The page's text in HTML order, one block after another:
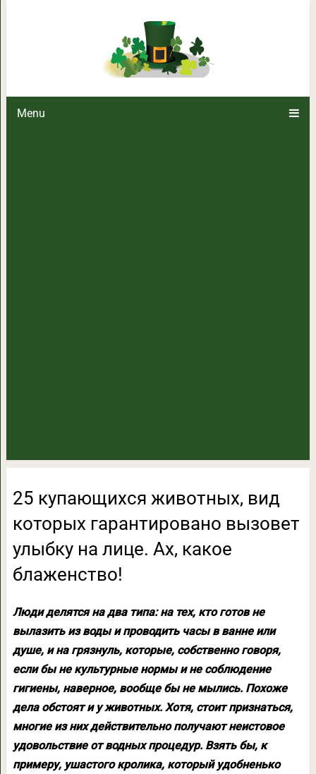
Menu
25 купающихся животных,
вызовет улыбку на
25 купающихся животных, вид
которых гарантировано вызовет
улыбку на лице. Ах, какое
блаженство!
Люди делятся на два типа: на тех, кто готов не
вылазить из воды и проводить часы в ванне или
душе, и на грязнуль, которые, собственно говоря,
если бы не культурные нормы и не соблюдение
гигиены, наверное, вообще бы не мылись. Похоже
дела обстоят и у животных. Хотя, стоит признаться,
многие из них действительно получают неистовое
удовольствие от водных процедур. Взять бы, к
примеру, ушастого кролика, который удобненько